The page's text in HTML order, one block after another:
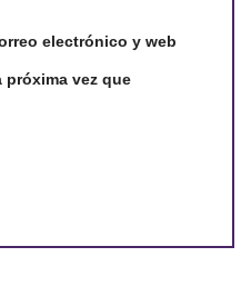
electrónico y web
próxima vez que